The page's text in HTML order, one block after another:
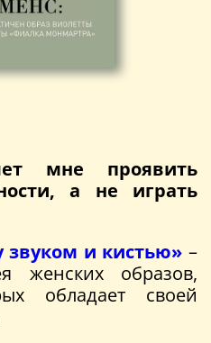
мне проявить
а не играть
и кистью» –
женских образов,
обладает своей